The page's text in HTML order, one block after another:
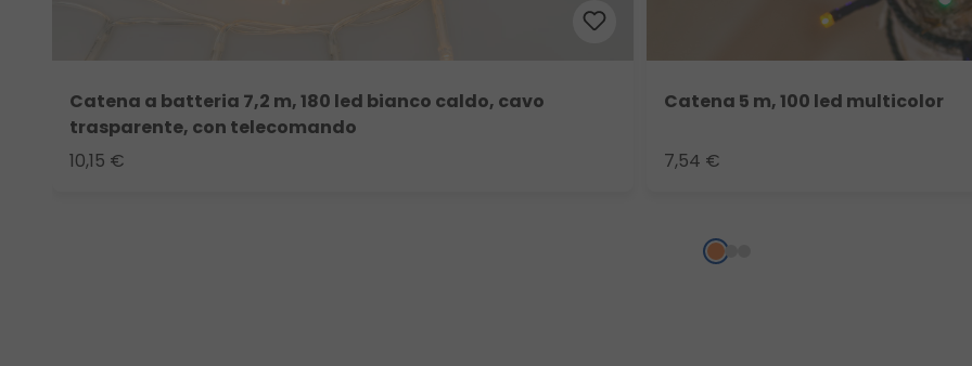
Catena a batteria 7,2 m, 180 led bianco caldo, cavo
trasparente, con telecomando
10,15 €
Catena 5 m, 100 led multicolor
7,54 €